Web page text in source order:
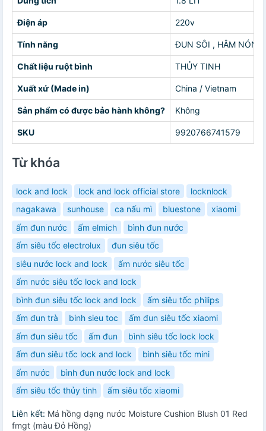
Điện áp 220v
Tính năng ĐUN SÔI , HÂM NÓNG
Chất liệu ruột bình THỦY TINH
Xuất xứ (Made in) China / Vietnam
Sản phẩm có được bảo hành không? Không
SKU 9920766741579
Từ khóa
lock and lock lock and lock official store
locknlock
nagakawa
sunhouse ca nấu mì bluestone
xiaomi
ấm đun nước
ấm elmich
bình đun nước
ấm siêu tốc electrolux
đun siêu tốc
siêu nước lock and lock
ấm nước siêu tốc
ấm nước siêu tốc lock and lock
bình đun siêu tốc lock and lock
ấm siêu tốc philips
ấm đun trà
binh sieu toc
ấm đun siêu tốc xiaomi
ấm đun siêu tốc
ấm đun
bình siêu tốc lock lock
ấm đun siêu tốc lock and lock
bình siêu tốc mini
ấm nước
bình đun nước lock and lock
ấm siêu tốc thủy tinh
ấm siêu tốc xiaomi
Liên kết: Má hồng dạng nước Moisture Cushion Blush 01 Red
fmgt (màu Đỏ Hồng)